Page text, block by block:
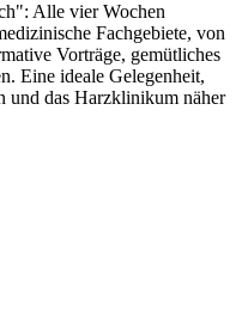
Alle vier Wochen
Fachgebiete, von
Vorträge, gemütliches
Eine ideale Gelegenheit,
und das Harzklinikum näher